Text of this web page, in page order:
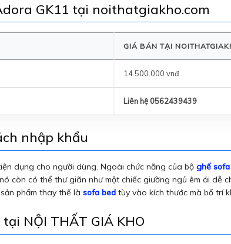
GK11 tại noithatgiakho.com
GIÁ BÁN TẠI
14.500.000 vnđ
Liên hệ 0562439439
nhập khẩu
dụng cho người dùng. Ngoài chức năng của bộ ghế
còn có thể thư giãn như một chiếc giường ngủ êm ái dễ
phẩm thay thế là sofa bed tùy vào kích thước mà bố trí
NỘI THẤT GIÁ KHO